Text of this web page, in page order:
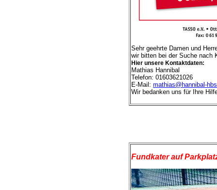
Sehr geehrte Damen und
wir bitten bei der Suche nach
Hier unsere Kontaktdaten:
Mathias Hannibal
Telefon: 01603621026
E-Mail: mathias@hannibal-
Wir bedanken uns für Ihre
Fundkater auf